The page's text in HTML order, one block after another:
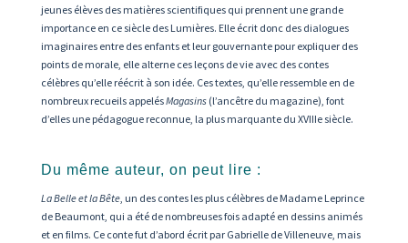
jeunes élèves des matières scientifiques qui prennent une grande
importance en ce siècle des Lumières. Elle écrit donc des dialogues
imaginaires entre des enfants et leur gouvernante pour expliquer des
points de morale, elle alterne ces leçons de vie avec des contes
célèbres qu’elle réécrit à son idée. Ces textes, qu’elle ressemble en de
nombreux recueils appelésMagasins(l’ancêtre du magazine), font
d’elles une pédagogue reconnue, la plus marquante du XVIIIe siècle.
Du même auteur, on peut lire :
La Belle et la Bête, un des contes les plus célèbres de Madame Leprince
de Beaumont, qui a été de nombreuses fois adapté en dessins animés
et en films. Ce conte fut d’abord écrit par Gabrielle de Villeneuve, mais